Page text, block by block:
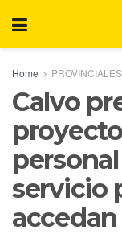
Home PROVINCIALES
Calvo
servicio